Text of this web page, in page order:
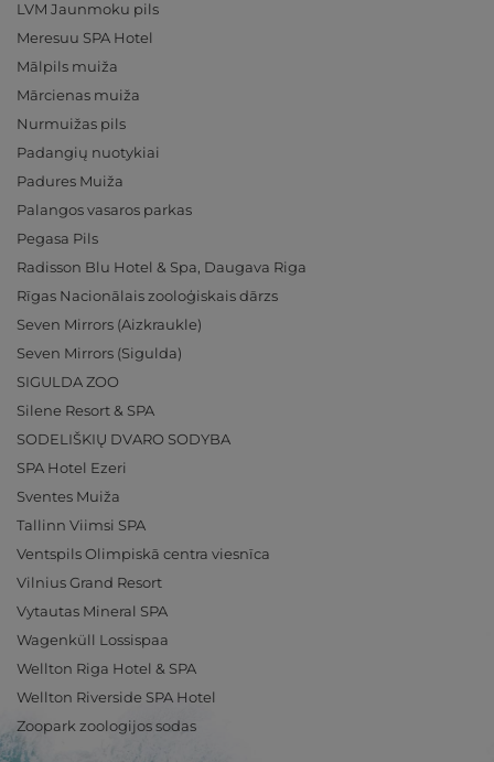
LVM Jaunmoku pils
Meresuu SPA Hotel
Mālpils muiža
Mārcienas muiža
Nurmuižas pils
Padangių nuotykiai
Padures Muiža
Palangos vasaros parkas
Pegasa Pils
Radisson Blu Hotel & Spa, Daugava Riga
Rīgas Nacionālais zooloģiskais dārzs
Seven Mirrors (Aizkraukle)
Seven Mirrors (Sigulda)
SIGULDA ZOO
Silene Resort & SPA
SODELIŠKIŲ DVARO SODYBA
SPA Hotel Ezeri
Sventes Muiža
Tallinn Viimsi SPA
Ventspils Olimpiskā centra viesnīca
Vilnius Grand Resort
Vytautas Mineral SPA
Wagenküll Lossispaa
Wellton Riga Hotel & SPA
Wellton Riverside SPA Hotel
Zoopark zoologijos sodas